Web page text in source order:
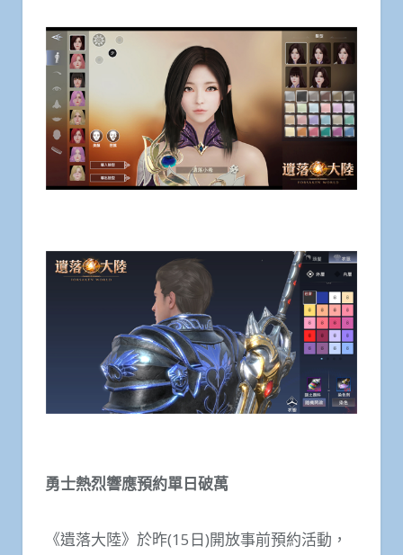
勇士熱烈響應預約單日破萬
《遺落大陸》於昨(15日)開放事前預約活動，